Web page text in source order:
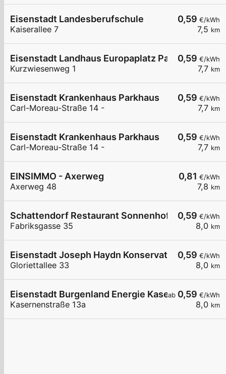
0,59 €/kWh
7,5 km
Eisenstadt Landesberufschule
Kaiserallee 7
0,59 €/kWh
7,7 km
Eisenstadt Landhaus Europaplatz Parkplatz
Kurzwiesenweg 1
0,59 €/kWh
7,7 km
Eisenstadt Krankenhaus Parkhaus
Carl-Moreau-Straße 14 -
0,59 €/kWh
7,7 km
Eisenstadt Krankenhaus Parkhaus
Carl-Moreau-Straße 14 -
0,81 €/kWh
7,8 km
EINSIMMO - Axerweg
Axerweg 48
0,59 €/kWh
8,0 km
Schattendorf Restaurant Sonnenhof
Fabriksgasse 35
0,59 €/kWh
8,0 km
Eisenstadt Joseph Haydn Konservatorium
Gloriettallee 33
ab 0,59 €/kWh
8,0 km
Eisenstadt Burgenland Energie Kasernenstraße
Kasernenstraße 13a